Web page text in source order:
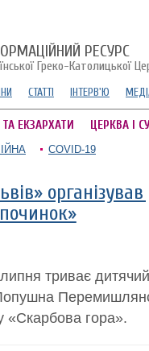
РЕСУРС
Греко-Католицької
СТАТТІ ІНТЕРВ'Ю
ТА ЕКЗАРХАТИ ЦЕРКВА І
COVID-19
триває
«Скарбова гора».